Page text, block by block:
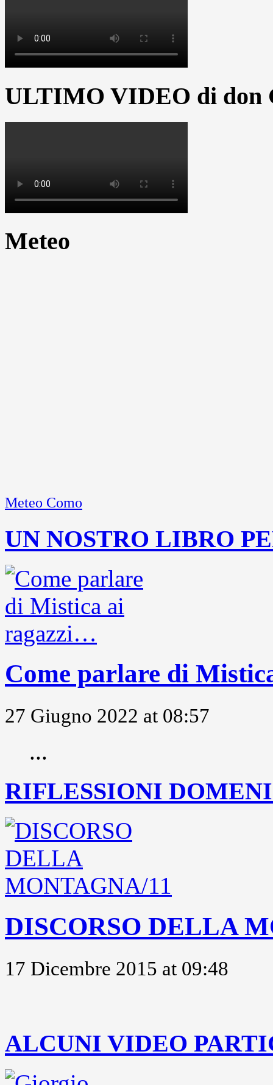
ULTIMO VIDEO di don
Meteo
Meteo Como
UN NOSTRO LIBRO
Come parlare di
27 Giugno 2022 at 08:57
...
RIFLESSIONI
DISCORSO DELLA
17 Dicembre 2015 at 09:48
ALCUNI VIDEO